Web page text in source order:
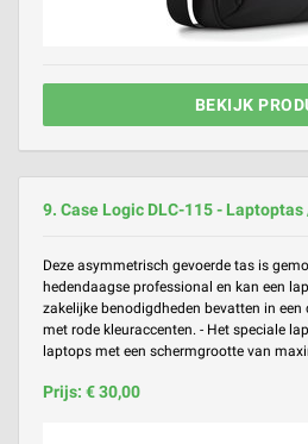
BEKIJK
9. Case Logic DLC-115 - Laptoptas
Deze asymmetrisch gevoerde tas is
hedendaagse professional en kan een
zakelijke benodigdheden bevatten in
met rode kleuraccenten. - Het speciale
laptops met een schermgrootte van
Prijs: € 30,00